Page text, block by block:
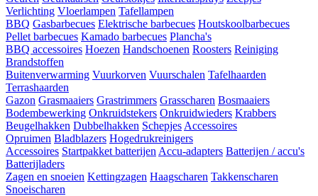
Verlichting Vloerlampen Tafellampen
BBQ Gasbarbecues Elektrische barbecues Houtskoolbarbecues
Pellet barbecues Kamado barbecues Plancha's
BBQ accessoires Hoezen Handschoenen Roosters Reiniging
Brandstoffen
Buitenverwarming Vuurkorven Vuurschalen Tafelhaarden
Terrashaarden
Gazon Grasmaaiers Grastrimmers Grasscharen Bosmaaiers
Bodembewerking Onkruidstekers Onkruidwieders Krabbers
Beugelhakken Dubbelhakken Schepjes Accessoires
Opruimen Bladblazers Hogedrukreinigers
Accessoires Startpakket batterijen Accu-adapters Batterijen / accu's
Batterijladers
Zagen en snoeien Kettingzagen Haagscharen Takkenscharen
Snoeischaren